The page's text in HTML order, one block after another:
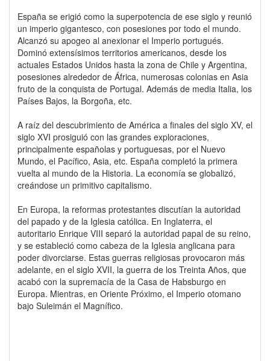
España se erigió como la superpotencia de ese siglo y reunió
un imperio gigantesco, con posesiones por todo el mundo.
Alcanzó su apogeo al anexionar el Imperio portugués.
Dominó extensísimos territorios americanos, desde los
actuales Estados Unidos hasta la zona de Chile y Argentina,
posesiones alrededor de África, numerosas colonias en Asia
fruto de la conquista de Portugal. Además de media Italia, los
Países Bajos, la Borgoña, etc.
A raíz del descubrimiento de América a finales del siglo XV, el
siglo XVI prosiguió con las grandes exploraciones,
principalmente españolas y portuguesas, por el Nuevo
Mundo, el Pacífico, Asia, etc. España completó la primera
vuelta al mundo de la Historia. La economía se globalizó,
creándose un primitivo capitalismo.
En Europa, la reformas protestantes discutían la autoridad
del papado y de la Iglesia católica. En Inglaterra, el
autoritario Enrique VIII separó la autoridad papal de su reino,
y se estableció como cabeza de la Iglesia anglicana para
poder divorciarse. Estas guerras religiosas provocaron más
adelante, en el siglo XVII, la guerra de los Treinta Años, que
acabó con la supremacía de la Casa de Habsburgo en
Europa. Mientras, en Oriente Próximo, el Imperio otomano
bajo Suleimán el Magnífico.